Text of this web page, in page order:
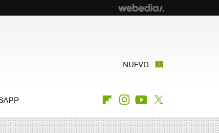
NUEVO
FlipboardInstagramYoutube